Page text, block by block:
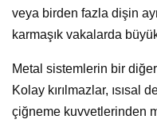
veya birden fazla dişin
karmaşık vakalarda
Metal sistemlerin bir diğer
Kolay kırılmazlar, ısısal
çiğneme kuvvetlerinden